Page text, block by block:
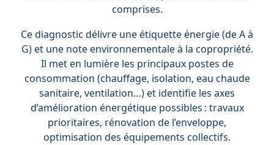
comprises.
Ce diagnostic délivre une étiquette énergie (de A à
G) et une note environnementale à la copropriété.
Il met en lumière les principaux postes de
consommation (chauffage, isolation, eau chaude
sanitaire, ventilation…) et identifie les axes
d’amélioration énergétique possibles : travaux
prioritaires, rénovation de l’enveloppe,
optimisation des équipements collectifs.